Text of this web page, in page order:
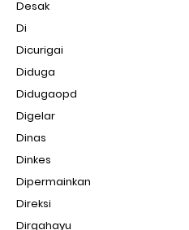
Desak
Di
Dicurigai
Diduga
Didugaopd
Digelar
Dinas
Dinkes
Dipermainkan
Direksi
Dirgahayu